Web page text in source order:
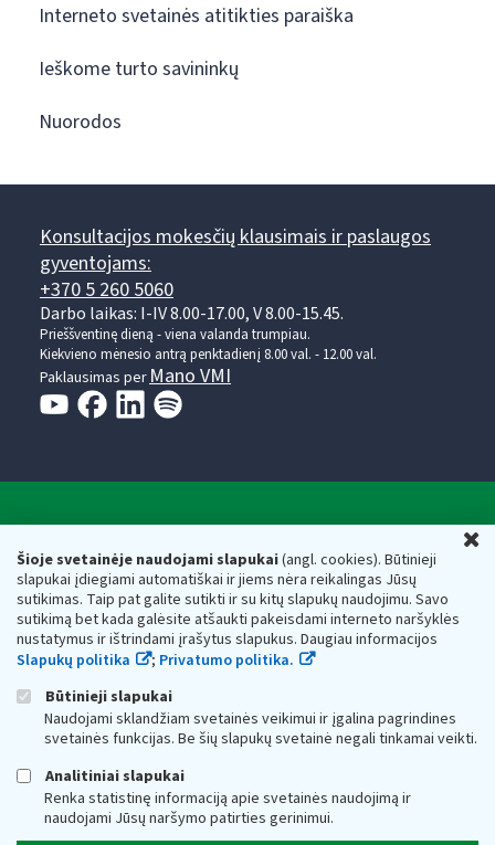
Šioje svetainėje naudojami slapukai(angl. cookies). Būtinieji
slapukai įdiegiami automatiškai ir jiems nėra reikalingas Jūsų
sutikimas. Taip pat galite sutikti ir su kitų slapukų naudojimu. Savo
sutikimą bet kada galėsite atšaukti pakeisdami interneto naršyklės
nustatymus ir ištrindami įrašytus slapukus. Daugiau informacijos
Slapukų politika
; Privatumo politika.
Būtinieji slapukai
Naudojami sklandžiam svetainės veikimui ir įgalina pagrindines
svetainės funkcijas. Be šių slapukų svetainė negali tinkamai veikti.
Analitiniai slapukai
Renka statistinę informaciją apie svetainės naudojimą ir
naudojami Jūsų naršymo patirties gerinimui.
Interneto svetainės atitikties paraiška
Ieškome turto savininkų
Nuorodos
Konsultacijos mokesčių klausimais ir paslaugos
gyventojams:
+370 5 260 5060
Darbo laikas: I-IV 8.00-17.00, V 8.00-15.45.
Prieššventinę dieną - viena valanda trumpiau.
Kiekvieno mėnesio antrą penktadienį 8.00 val. - 12.00 val.
Paklausimas per Mano VMI
Respublikos finansų ministerijos
Biudžetinė įstaiga. Juridinio asmens kodas — 188659752,
adresas: Vasario 16-osios g. 14, 01107 Vilnius, Lietuva, el.paštas:
vmi@vmi.lt, E. pristatymo dėžutės adresas 188659752
Duomenys apie Valstybinę mokesčių inspekciją prie Lietuvos
Respublikos finansų ministerijos kaupiami ir saugomi Juridinių